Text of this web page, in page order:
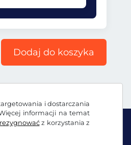
i dostarczania
informacji na temat
z korzystania z
Dodaj do koszyka